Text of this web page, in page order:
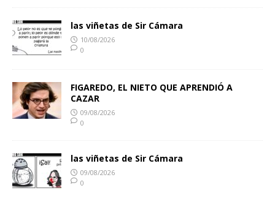
las viñetas de Sir Cámara
10/08/2026
0
FIGAREDO, EL NIETO QUE APRENDIÓ A
CAZAR
09/08/2026
0
las viñetas de Sir Cámara
09/08/2026
0